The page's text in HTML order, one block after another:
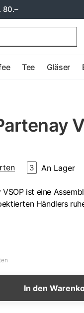
80.–
Tee Gläser
3 An Lager
ist eine
Händlers
In den